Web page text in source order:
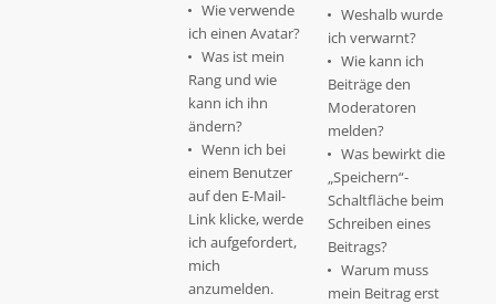
Wie verwende
ich einen Avatar?
Was ist mein
Rang und wie
kann ich ihn
ändern?
Wenn ich bei
einem Benutzer
auf den E-Mail-
Link klicke, werde
ich aufgefordert,
mich
anzumelden.
Weshalb wurde
ich verwarnt?
Wie kann ich
Beiträge den
Moderatoren
melden?
Was bewirkt die
„Speichern“-
Schaltfläche beim
Schreiben eines
Beitrags?
Warum muss
mein Beitrag erst